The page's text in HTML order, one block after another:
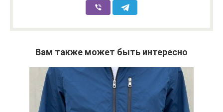
Вам также может быть интересно